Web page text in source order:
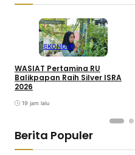
EKONOMI
WASIAT Pertamina RU
Balikpapan Raih Silver ISRA
2026
19 jam lalu
Berita Populer